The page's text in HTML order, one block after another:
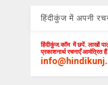
हिंदीकुंज में अपनी
हिंदीकुंज.कॉम में छपें. लाखों
प्रकाशनार्थ रचनाएँ आमंत्रित